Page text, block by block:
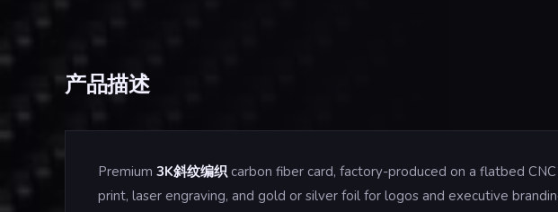
产品描述
Premium 3K斜纹编织carbon fiber card, factory-produced on a flatbed
print, laser engraving, and gold or silver foil for logos and executive